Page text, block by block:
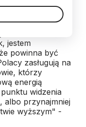
energii" i
jestem
powinna być
zasługują na
którzy
energią
widzenia
albo przynajmniej
wyższym" -